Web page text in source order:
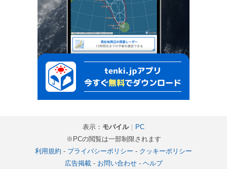
表示： モバイル｜ PC
※PCの閲覧は一部制限されます
利用規約 - プライバシーポリシー - クッキーポリシー
広告掲載- お問い合わせ- ヘルプ